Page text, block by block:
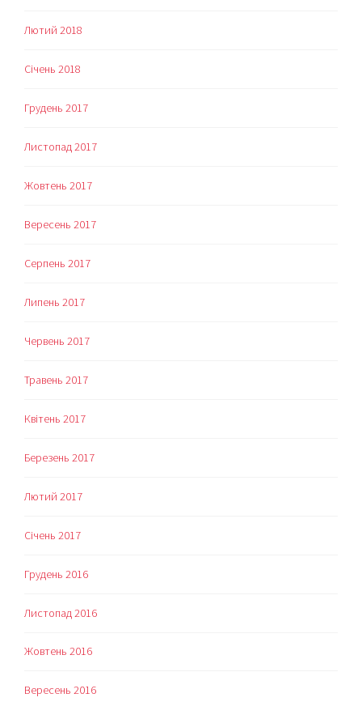
Лютий 2018
Січень 2018
Грудень 2017
Листопад 2017
Жовтень 2017
Вересень 2017
Серпень 2017
Липень 2017
Червень 2017
Травень 2017
Квітень 2017
Березень 2017
Лютий 2017
Січень 2017
Грудень 2016
Листопад 2016
Жовтень 2016
Вересень 2016